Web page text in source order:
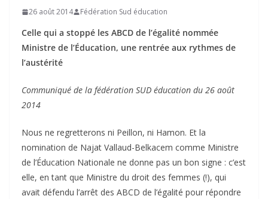
26 août 2014 Fédération Sud éducation
Celle qui a stoppé les ABCD de l’égalité nommée
Ministre de l’Éducation, une rentrée aux rythmes de
l’austérité
Communiqué de la fédération SUD éducation du 26 août
2014
Nous ne regretterons ni Peillon, ni Hamon. Et la
nomination de Najat Vallaud-Belkacem comme Ministre
de l’Éducation Nationale ne donne pas un bon signe : c’est
elle, en tant que Ministre du droit des femmes (!), qui
avait défendu l’arrêt des ABCD de l’égalité pour répondre